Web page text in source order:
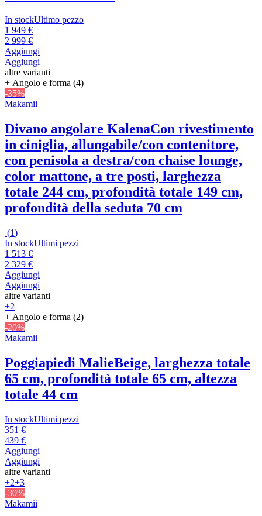
In stockUltimo pezzo
1 949 €
2 999 €
Aggiungi
Aggiungi
altre varianti
+ Angolo e forma (4)
-35%
Makamii
Divano angolare KalenaCon rivestimento
in ciniglia, allungabile/con contenitore,
con penisola a destra/con chaise lounge,
color mattone, a tre posti, larghezza
totale 244 cm, profondità totale 149 cm,
profondità della seduta 70 cm
(1)
In stockUltimi pezzi
1 513 €
2 329 €
Aggiungi
Aggiungi
altre varianti
+2
+ Angolo e forma (2)
-20%
Makamii
Poggiapiedi MalieBeige, larghezza totale
65 cm, profondità totale 65 cm, altezza
totale 44 cm
In stockUltimi pezzi
351 €
439 €
Aggiungi
Aggiungi
altre varianti
+2+3
-30%
Makamii